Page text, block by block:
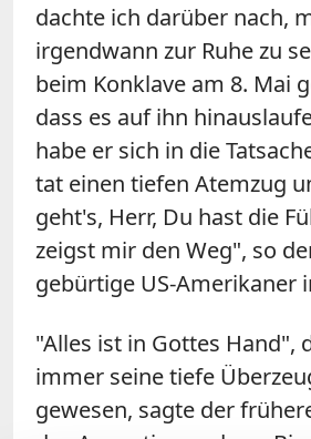
dachte ich darüber nach,
irgendwann zur Ruhe zu
beim Konklave am 8. Mai
dass es auf ihn
habe er sich in die
tat einen tiefen Atemzug
geht's, Herr, Du hast die
zeigst mir den Weg", so
gebürtige US-Amerikaner
"Alles ist in Gottes Hand",
immer seine tiefe
gewesen, sagte der